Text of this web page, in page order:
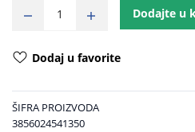
Dodajte u
Dodaj u favorite
ŠIFRA PROIZVODA
3856024541350